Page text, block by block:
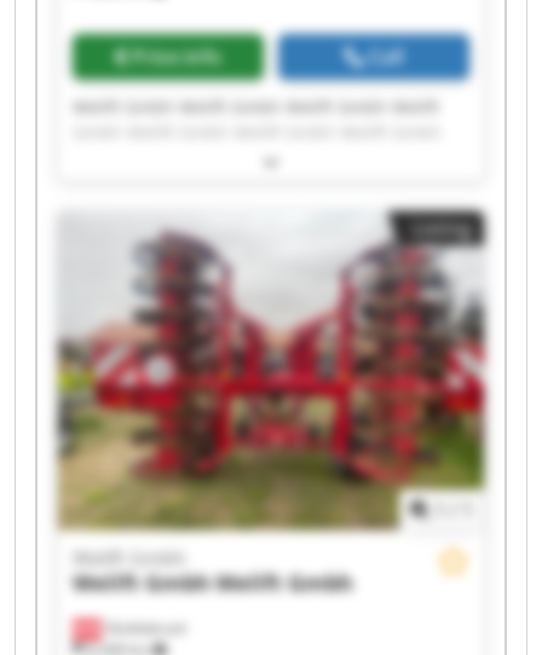
Price info Call
Welift Gmbh Welift Gmbh Welift Gmbh Welift
Welift Gmbh Welift Gmbh Welift Gmbh Welift
Welift Gmbh Welift Gmbh Welift Gmbh Welift
Gmbh Welift Gmbh Welift Gmbh
Listing
Vöcklabruck
8,268 km
Welift Gmbh
Welift GmbhWelift Gmbh